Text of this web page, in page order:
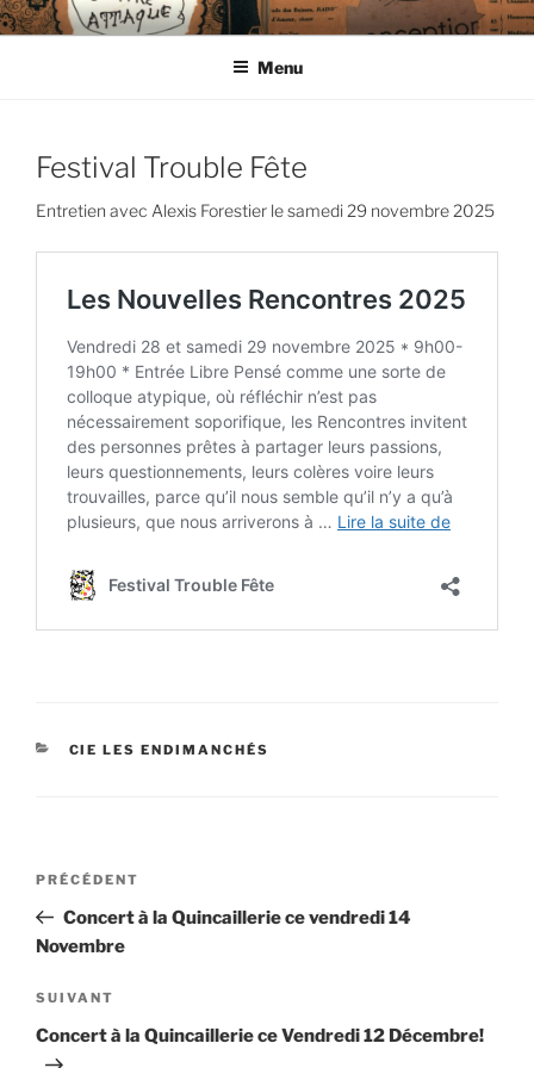
Aller
au
CIE LES ENDIMANCHÉS
Menu
Festival Trouble Fête
Entretien avec Alexis Forestier le samedi 29 novembre 2025
CATÉGORIES
CIE LES ENDIMANCHÉS
Navigation
l’article
Article
précédent
PRÉCÉDENT
Concert à la Quincaillerie ce vendredi 14
Novembre
Article
suivant
SUIVANT
Concert à la Quincaillerie ce Vendredi 12 Décembre!